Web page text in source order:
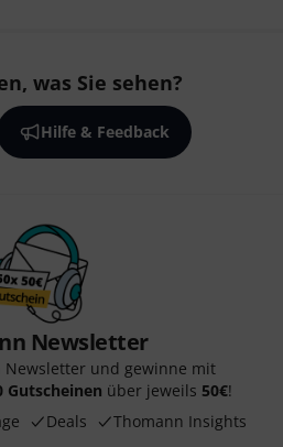
was Sie sehen?
Hilfe & Feedback
Newsletter
und gewinne mit
Gutscheinen über jeweils 50€!
Deals Thomann Insights